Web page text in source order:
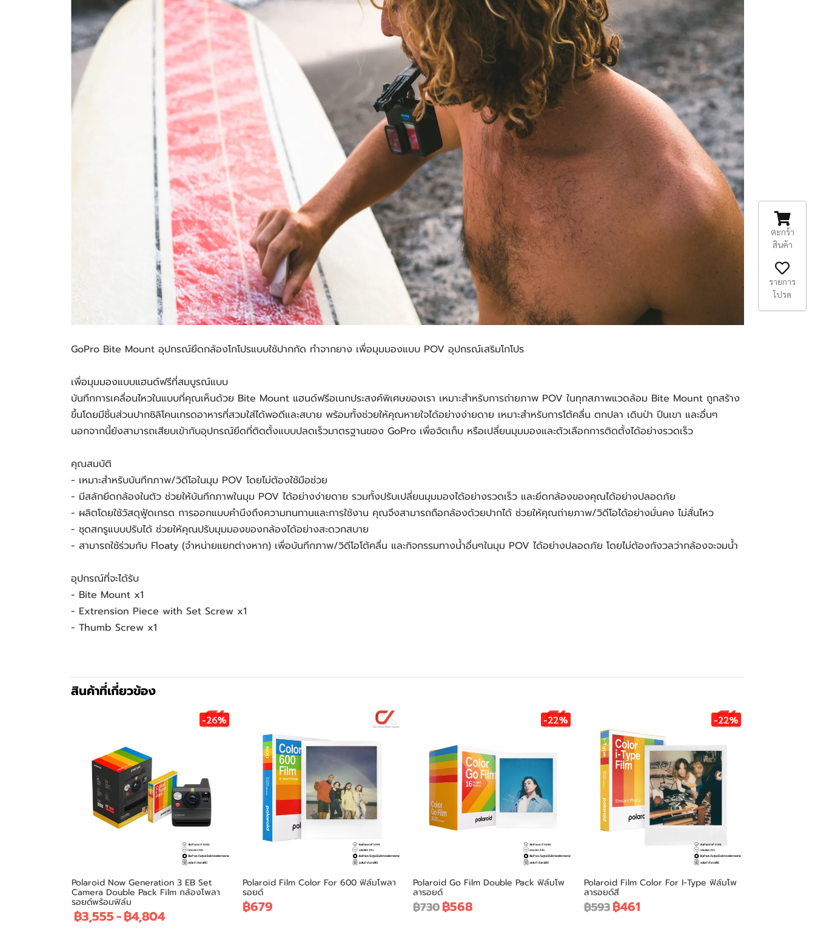
GoPro Bite Mount อุปกรณ์ยึดกล้องโกโปรแบบใช้ปากกัด ทำจากยาง เพื่อมุมมองแบบ POV อุปกรณ์เสริมโกโปร
เพื่อมุมมองแบบแฮนด์ฟรีที่สมบูรณ์แบบ
บันทึกการเคลื่อนไหวในแบบที่คุณเห็นด้วย Bite Mount แฮนด์ฟรีอเนกประสงค์พิเศษของเรา เหมาะสำหรับการถ่ายภาพ POV ในทุกสภาพแวดล้อม Bite Mount ถูกสร้าง
ขึ้นโดยมีชิ้นส่วนปากซิลิโคนเกรดอาหารที่สวมใส่ได้พอดีและสบาย พร้อมทั้งช่วยให้คุณหายใจได้อย่างง่ายดาย เหมาะสำหรับการโต้คลื่น ตกปลา เดินป่า ปีนเขา และอื่นๆ
นอกจากนี้ยังสามารถเสียบเข้ากับอุปกรณ์ยึดที่ติดตั้งแบบปลดเร็วมาตรฐานของ GoPro เพื่อจัดเก็บ หรือเปลี่ยนมุมมองและตัวเลือกการติดตั้งได้อย่างรวดเร็ว
คุณสมบัติ
- เหมาะสำหรับบันทึกภาพ/วิดีโอในมุม POV โดยไม่ต้องใช้มือช่วย
- มีสลักยึดกล้องในตัว ช่วยให้บันทึกภาพในมุม POV ได้อย่างง่ายดาย รวมทั้งปรับเปลี่ยนมุมมองได้อย่างรวดเร็ว และยึดกล้องของคุณได้อย่างปลอดภัย
- ผลิตโดยใช้วัสดุฟู้ดเกรด การออกแบบคำนึงถึงความทนทานและการใช้งาน คุณจึงสามารถถือกล้องด้วยปากได้ ช่วยให้คุณถ่ายภาพ/วิดีโอได้อย่างมั่นคง ไม่สั่นไหว
- ชุดสกรูแบบปรับได้ ช่วยให้คุณปรับมุมมองของกล้องได้อย่างสะดวกสบาย
- สามารถใช้ร่วมกับ Floaty (จำหน่ายแยกต่างหาก) เพื่อบันทึกภาพ/วิดีโอโต้คลื่น และกิจกรรมทางน้ำอื่นๆในมุม POV ได้อย่างปลอดภัย โดยไม่ต้องกังวลว่ากล้องจะจมน้ำ
อุปกรณ์ที่จะได้รับ
- Bite Mount x1
- Extrension Piece with Set Screw x1
- Thumb Screw x1
สินค้าที่เกี่ยวข้อง
-26%
Polaroid Now Generation 3 EB Set
Camera Double Pack Film กล้องโพลา
รอยด์พร้อมฟิล์ม
฿3,555-฿4,804
Polaroid Film Color For 600 ฟิล์มโพลา
รอยด์
฿679
-22%
Polaroid Go Film Double Pack ฟิล์มโพ
ลารอยด์
฿730฿568
-22%
Polaroid Film Color For I-Type ฟิล์มโพ
ลารอยด์สี
฿593฿461
ตะกร้า
สินค้า
รายการ
โปรด